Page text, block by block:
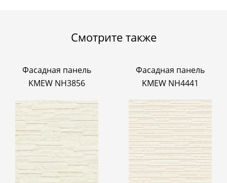
Смотрите также
Фасадная панель
KMEW NH3856
Фасадная панель
KMEW NH4441